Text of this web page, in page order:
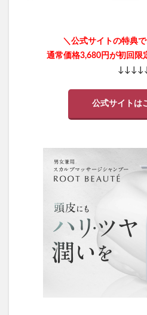
＼公式サイトの特典
通常価格3,680円が初回限
公式サイトは